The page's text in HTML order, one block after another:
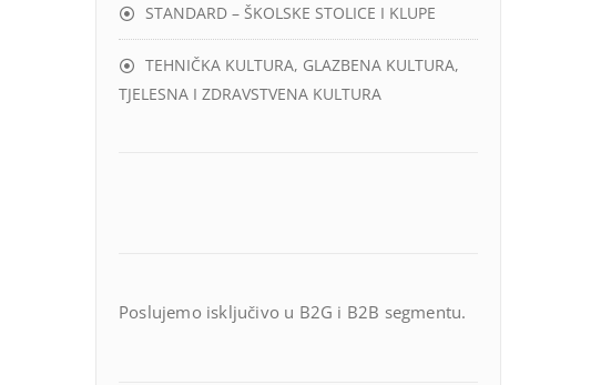
STANDARD – ŠKOLSKE STOLICE I KLUPE
TEHNIČKA KULTURA, GLAZBENA KULTURA,
TJELESNA I ZDRAVSTVENA KULTURA
Poslujemo isključivo u B2G i B2B segmentu.